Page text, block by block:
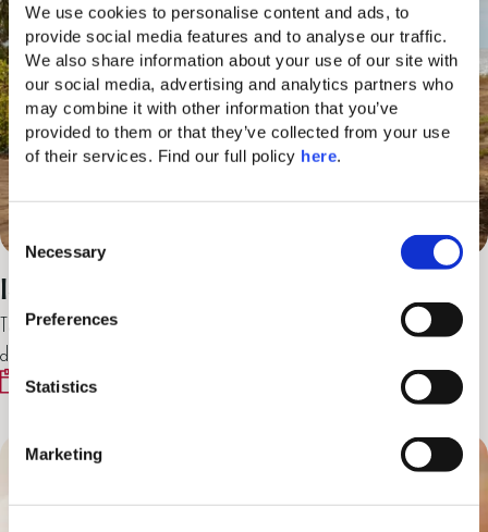
We use cookies to personalise content and ads, to
provide social media features and to analyse our traffic.
We also share information about your use of our site with
our social media, advertising and analytics partners who
may combine it with other information that you’ve
provided to them or that they’ve collected from your use
of their services. Find our full policy here.
C
o
Necessary
Preferences
Statistics
Marketing
ISLAND-VITALITY-ERLEBNIS
Tanken Sie neue Energie und beleben Sie Ihren Geist durch
dynamisches Yoga, Atemübungen an der…
25/08/2026